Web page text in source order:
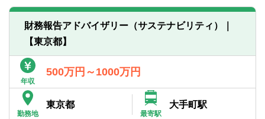
■中小企業診断士
■公認不正検査士
■公認内部監査人
（基盤系除く）
■パッケージ・ソリューション導入の経験
【歓迎経験・スキル】
よるコミュニケーションを取れる方
化支援
②一般事業会社の財務・経理部門に対する
■連結決算の早期化、高度化に関わる支援
■決算業務の効率化に関わるBPR支援
■ERPのクラウド化に伴う財務・経理プロセ
財務報告アドバイザリー（サステナビリティ）｜
【東京都】
年収
500万円～1000万円
勤務地
東京都
最寄駅
大手町駅